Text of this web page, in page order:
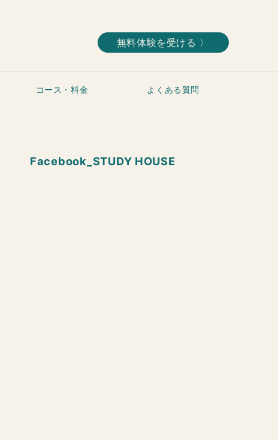
無料体験を受ける 〉
コース・料金 よくある質問
Facebook_STUDY HOUSE